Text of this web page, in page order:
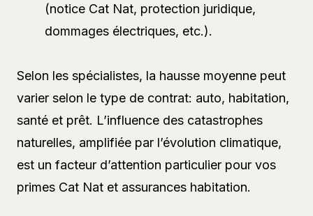
(notice Cat Nat, protection juridique,
dommages électriques, etc.).
Selon les spécialistes, la hausse moyenne peut
varier selon le type de contrat: auto, habitation,
santé et prêt. L’influence des catastrophes
naturelles, amplifiée par l’évolution climatique,
est un facteur d’attention particulier pour vos
primes Cat Nat et assurances habitation.